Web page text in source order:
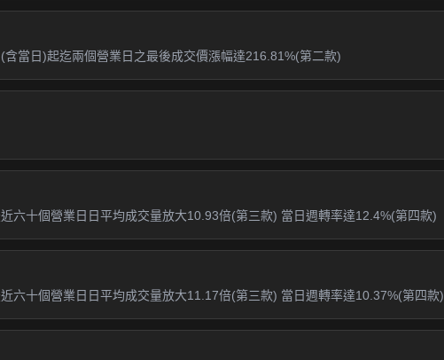
當日)起迄兩個營業日之最後成交價漲幅達216.81%(第二款)
六十個營業日日平均成交量放大10.93倍(第三款) 當日週轉率達12.4%(第四款)
六十個營業日日平均成交量放大11.17倍(第三款) 當日週轉率達10.37%(第四款)